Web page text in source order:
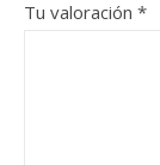
Tu valoración *